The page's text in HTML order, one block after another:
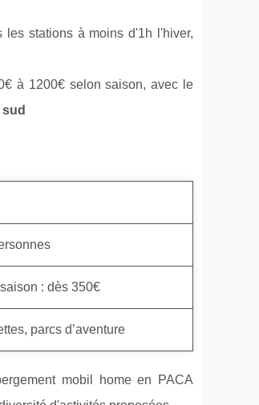
stations à moins d'1h l'hiver,
à 1200€ selon saison, avec le
: dès 350€
parcs d’aventure
mobil home en PACA